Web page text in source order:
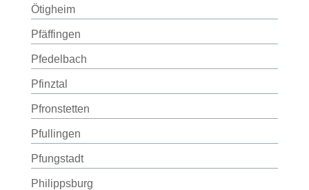
Ötigheim
Pfäffingen
Pfedelbach
Pfinztal
Pfronstetten
Pfullingen
Pfungstadt
Philippsburg